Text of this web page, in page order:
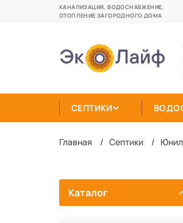
КАНАЛИЗАЦИЯ, ВОДОСНАБЖЕНИЕ,
ОТОПЛЕНИЕ ЗАГОРОДНОГО ДОМА
СЕПТИКИ
Главная Септики
Каталог